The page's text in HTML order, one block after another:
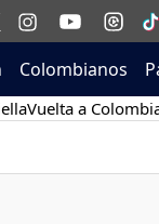
Colombianos
Vuelta a